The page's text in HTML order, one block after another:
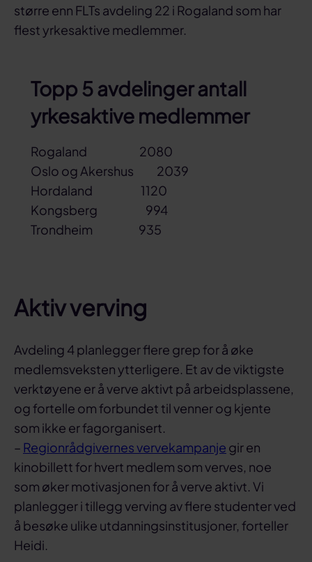
større enn FLTs avdeling 22 i Rogaland som har
flest yrkesaktive medlemmer.
Topp 5 avdelinger antall
yrkesaktive medlemmer
Rogaland 2080
Oslo og Akershus 2039
Hordaland 1120
Kongsberg 994
Trondheim 935
Aktiv verving
Avdeling 4 planlegger flere grep for å øke
medlemsveksten ytterligere. Et av de viktigste
verktøyene er å verve aktivt på arbeidsplassene,
og fortelle om forbundet til venner og kjente
som ikke er fagorganisert.
– Regionrådgivernes vervekampanje gir en
kinobillett for hvert medlem som verves, noe
som øker motivasjonen for å verve aktivt. Vi
planlegger i tillegg verving av flere studenter ved
å besøke ulike utdanningsinstitusjoner, forteller
Heidi.